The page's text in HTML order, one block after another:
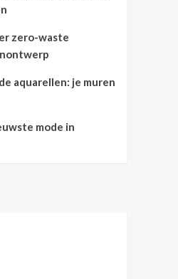
zero-waste
aquarellen: je muren
mode in